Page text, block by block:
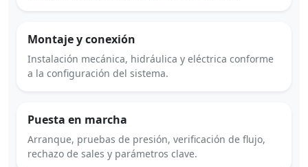
Montaje y conexión
Instalación mecánica, hidráulica y eléctrica conforme
a la configuración del sistema.
Puesta en marcha
Arranque, pruebas de presión, verificación de flujo,
rechazo de sales y parámetros clave.